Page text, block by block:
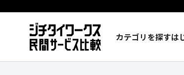
カテゴリを探すは